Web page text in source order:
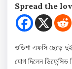
Spread the
ওডিশা এফসি ছেড়ে
যোগ দিলেন